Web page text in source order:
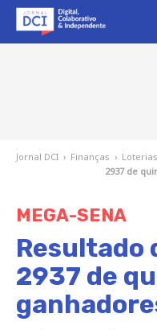
Jornal DCI › Finanças › Loterias
2937 de
MEGA-SENA
Resultado
2937 de